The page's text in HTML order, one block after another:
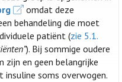
omdat deze
behandeling die moet
patiënt (zie 5.1.
). Bij sommige oudere
en geen belangrijke
soms overwogen.